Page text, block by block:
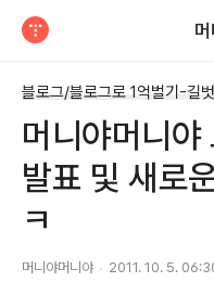
블로그/블로그로 1억벌기-길벗
머니야머니
발표 및 새로
ㅋ
머니야머니야 2011. 10. 5.